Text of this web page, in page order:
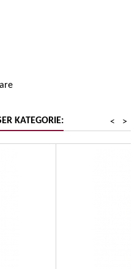
KATEGORIE: >
<